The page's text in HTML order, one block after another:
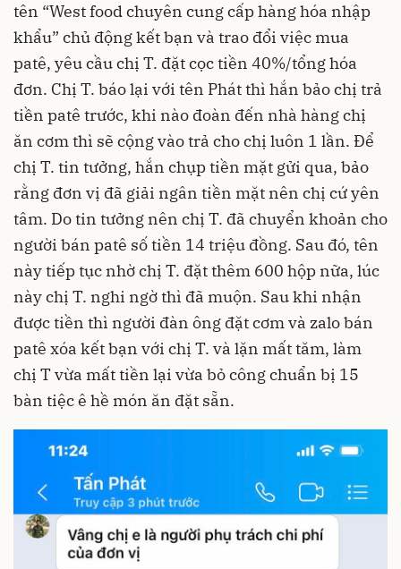
tên “West food chuyên cung cấp hàng hóa nhập
khẩu” chủ động kết bạn và trao đổi việc mua
patê, yêu cầu chị T. đặt cọc tiền 40%/tổng hóa
đơn. Chị T. báo lại với tên Phát thì hắn bảo chị trả
tiền patê trước, khi nào đoàn đến nhà hàng chị
ăn cơm thì sẽ cộng vào trả cho chị luôn 1 lần. Để
chị T. tin tưởng, hắn chụp tiền mặt gửi qua, bảo
rằng đơn vị đã giải ngân tiền mặt nên chị cứ yên
tâm. Do tin tưởng nên chị T. đã chuyển khoản cho
người bán patê số tiền 14 triệu đồng. Sau đó, tên
này tiếp tục nhờ chị T. đặt thêm 600 hộp nữa, lúc
này chị T. nghi ngờ thì đã muộn. Sau khi nhận
được tiền thì người đàn ông đặt cơm và zalo bán
patê xóa kết bạn với chị T. và lặn mất tăm, làm
chị T vừa mất tiền lại vừa bỏ công chuẩn bị 15
bàn tiệc ê hề món ăn đặt sẵn.